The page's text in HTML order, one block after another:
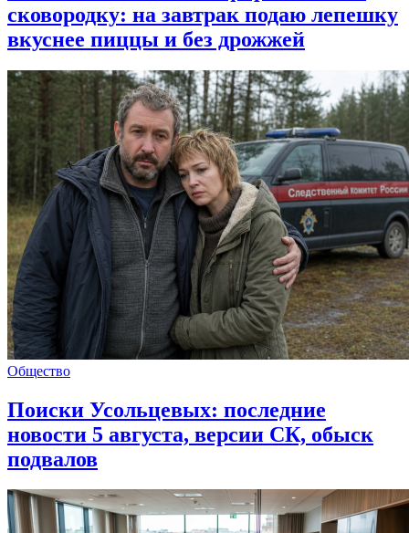
сковородку: на завтрак подаю лепешку
вкуснее пиццы и без дрожжей
Общество
Поиски Усольцевых: последние
новости 5 августа, версии СК, обыск
подвалов